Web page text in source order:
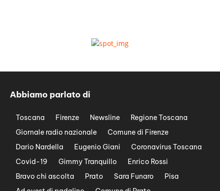
Abbiamo parlato di
Toscana Firenze Newsline
Regione Toscana
Giornale radio nazionale
Comune di Firenze
Dario Nardella
Eugenio Giani
Coronavirus Toscana
Covid-19
Gimmy Tranquillo
Enrico Rossi
Bravo chi ascolta
Prato Sara Funaro
Pisa